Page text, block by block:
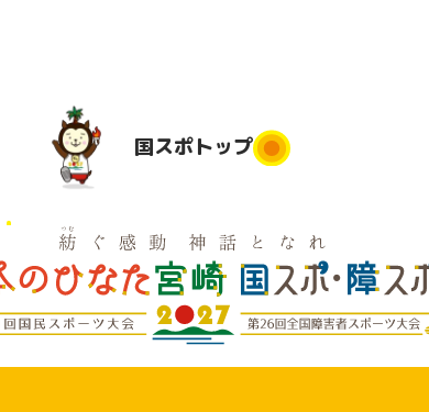
国スポトップ
国スポトップ
競技会場